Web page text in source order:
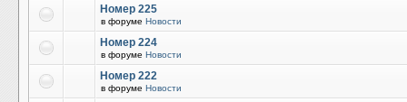
Номер 225
в форуме Новости
Номер 224
в форуме Новости
Номер 222
в форуме Новости